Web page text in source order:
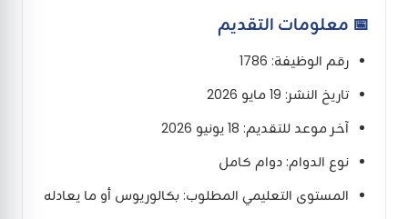
📅 معلومات التقديم
رقم الوظيفة: 1786
تاريخ النشر: 19 مايو 2026
آخر موعد للتقديم: 18 يونيو 2026
نوع الدوام: دوام كامل
المستوى التعليمي المطلوب: بكالوريوس أو ما يعادله